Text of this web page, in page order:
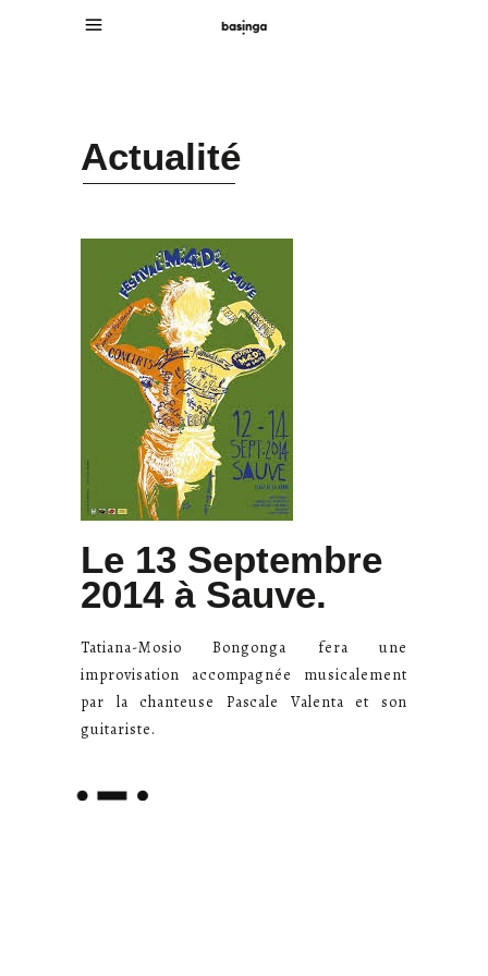
Actualité
Le 13 Septembre
2014 à Sauve.
Tatiana-Mosio Bongonga fera une
improvisation accompagnée musicalement
par la chanteuse Pascale Valenta et son
guitariste.